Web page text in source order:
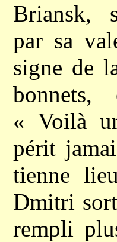
Briansk,
par sa
signe de
« Voilà
périt
tienne
Dmitri
rempli